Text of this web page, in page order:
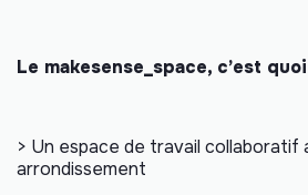
Le makesense_space, c’est
> Un espace de travail collaboratif
arrondissement